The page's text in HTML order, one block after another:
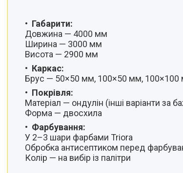
Габарити:
Довжина — 4000 мм
Ширина — 3000 мм
Висота — 2900 мм
Каркас:
Брус — 50×50 мм, 100×50 мм, 100×100
Покрівля:
Матеріал — ондулін (інші варіанти за
Форма — двосхила
Фарбування:
У 2–3 шари фарбами Triora
Обробка антисептиком перед
Колір — на вибір із палітри